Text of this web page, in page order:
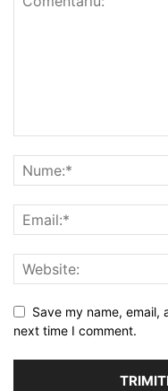
Save my name,
next time I comment.